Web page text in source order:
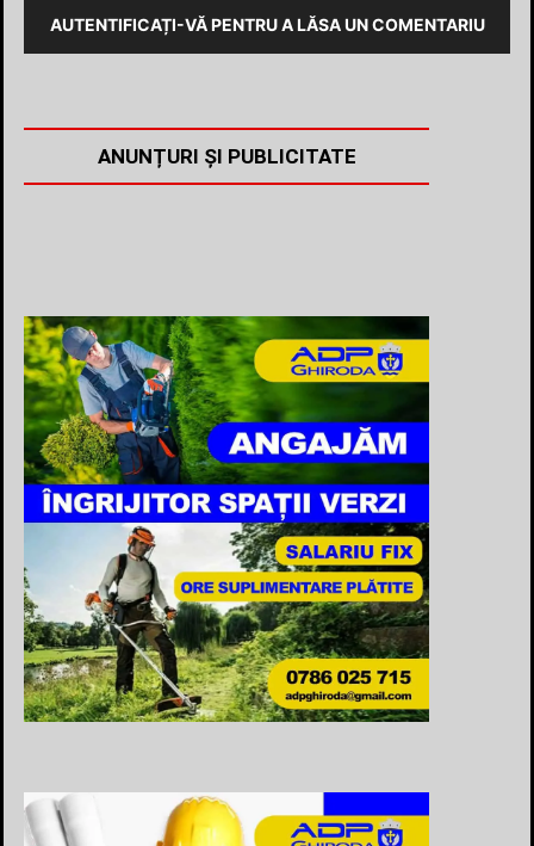
AUTENTIFICAȚI-VĂ PENTRU A LĂSA UN COMENTARIU
ANUNȚURI ȘI PUBLICITATE